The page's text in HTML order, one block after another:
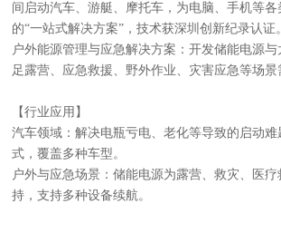
间启动汽车、游艇、摩托车，为电脑、手机等
的“一站式解决方案”，技术获深圳创新纪录认证。
户外能源管理与应急解决方案：开发储能电源
足露营、应急救援、野外作业、灾害应急等场景
【行业应用】
汽车领域：解决电瓶亏电、老化等导致的启动
式，覆盖多种车型。
户外与应急场景：储能电源为露营、救灾、医
持，支持多种设备续航。